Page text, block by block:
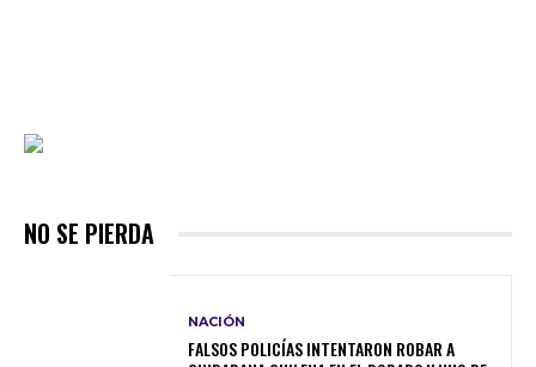
NO SE PIERDA
NACIÓN
FALSOS POLICÍAS INTENTARON ROBAR A